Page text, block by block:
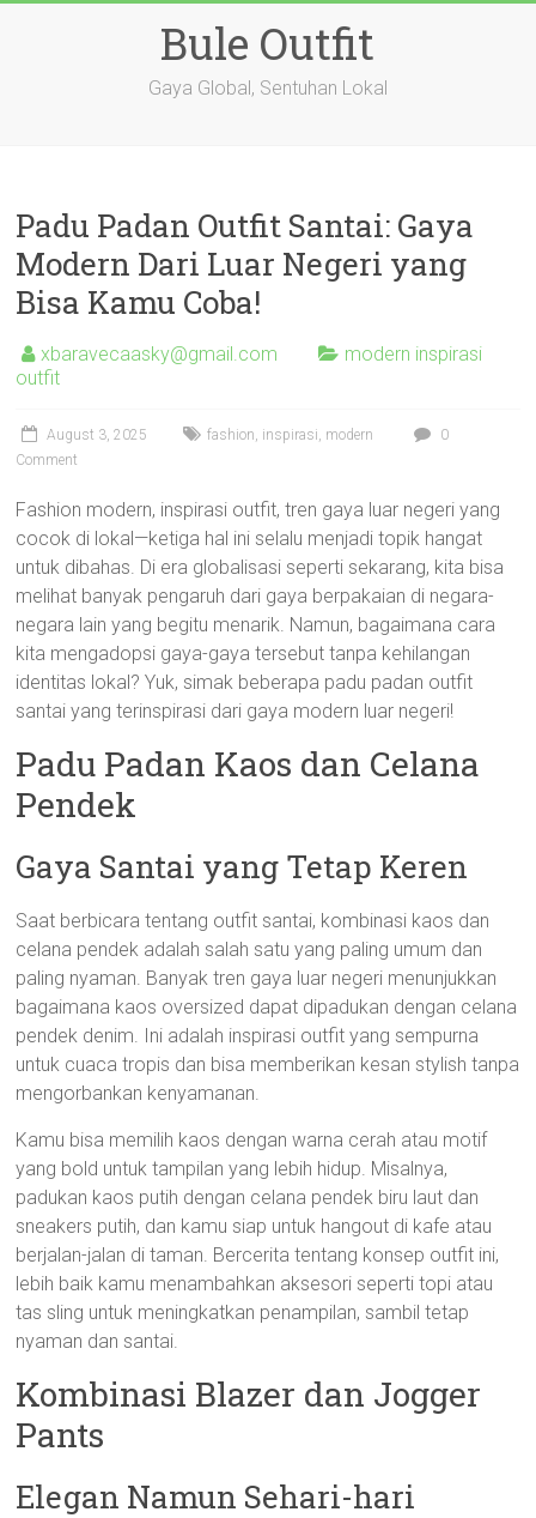
Bule Outfit
Gaya Global, Sentuhan Lokal
Padu Padan Outfit Santai: Gaya
Modern Dari Luar Negeri yang
Bisa Kamu Coba!
xbaravecaasky@gmail.com
modern inspirasi
outfit
August 3, 2025 fashion, inspirasi, modern
0
Comment
Fashion modern, inspirasi outfit, tren gaya luar negeri yang
cocok di lokal—ketiga hal ini selalu menjadi topik hangat
untuk dibahas. Di era globalisasi seperti sekarang, kita bisa
melihat banyak pengaruh dari gaya berpakaian di negara-
negara lain yang begitu menarik. Namun, bagaimana cara
kita mengadopsi gaya-gaya tersebut tanpa kehilangan
identitas lokal? Yuk, simak beberapa padu padan outfit
santai yang terinspirasi dari gaya modern luar negeri!
Padu Padan Kaos dan Celana
Pendek
Gaya Santai yang Tetap Keren
Saat berbicara tentang outfit santai, kombinasi kaos dan
celana pendek adalah salah satu yang paling umum dan
paling nyaman. Banyak tren gaya luar negeri menunjukkan
bagaimana kaos oversized dapat dipadukan dengan celana
pendek denim. Ini adalah inspirasi outfit yang sempurna
untuk cuaca tropis dan bisa memberikan kesan stylish tanpa
mengorbankan kenyamanan.
Kamu bisa memilih kaos dengan warna cerah atau motif
yang bold untuk tampilan yang lebih hidup. Misalnya,
padukan kaos putih dengan celana pendek biru laut dan
sneakers putih, dan kamu siap untuk hangout di kafe atau
berjalan-jalan di taman. Bercerita tentang konsep outfit ini,
lebih baik kamu menambahkan aksesori seperti topi atau
tas sling untuk meningkatkan penampilan, sambil tetap
nyaman dan santai.
Kombinasi Blazer dan Jogger
Pants
Elegan Namun Sehari-hari